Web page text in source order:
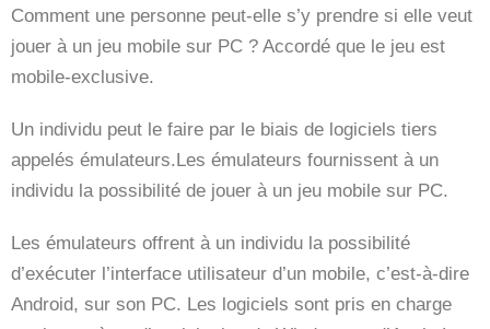
Comment une personne peut-elle s’y prendre si elle veut
jouer à un jeu mobile sur PC ? Accordé que le jeu est
mobile-exclusive.
Un individu peut le faire par le biais de logiciels tiers
appelés émulateurs.Les émulateurs fournissent à un
individu la possibilité de jouer à un jeu mobile sur PC.
Les émulateurs offrent à un individu la possibilité
d’exécuter l’interface utilisateur d’un mobile, c’est-à-dire
Android, sur son PC. Les logiciels sont pris en charge